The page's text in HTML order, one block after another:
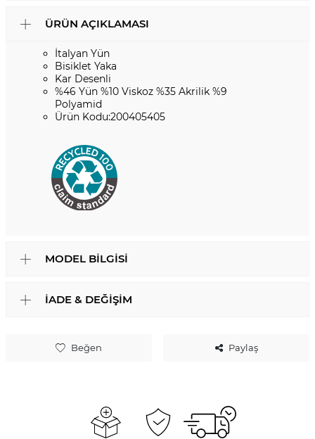
Beğen Paylaş
ÜRÜN AÇIKLAMASI
İtalyan Yün
Bisiklet Yaka
Kar Desenli
%46 Yün %10 Viskoz %35 Akrilik %9
Polyamid
Ürün Kodu:200405405
MODEL BILGISI
İADE & DEĞIŞIM